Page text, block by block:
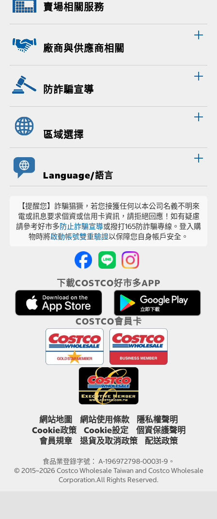
賣場相關服務
廠商與供應商相關
防詐騙宣導
區域選擇
Language/語言
【提醒您】詐騙猖獗，若您接獲任何以本公司名義不明來
電或訊息要求個資或信用卡資訊，請拒絕回應！如有疑慮
請參考好市多防止詐騙宣導或撥打165防詐騙專線。登入購
物時將啟動帳號雙重驗證以保障您自身帳戶安全。
下載COSTCO好市多APP
COSTCO會員卡
網站地圖 網站使用條款
隱私權聲明
Cookie政策
Cookie設定
個資保護聲明
會員規章
退貨及取消政策 配送政策
食品業登錄字號： A-196972798-00031-9。
© 2015~2026 Costco Wholesale Taiwan and Costco Wholesale
Corporation.All Rights Reserved.